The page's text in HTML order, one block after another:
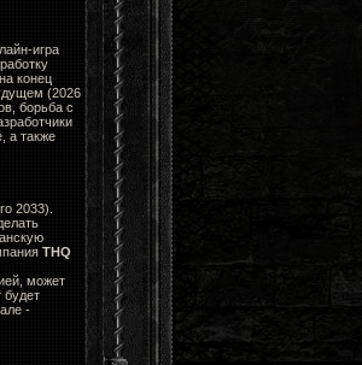
игра
конец
(2026
борьба с
а также
2033).
THQ
может
-